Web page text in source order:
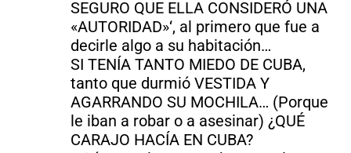
SEGURO QUE ELLA CONSIDERÓ UNA
«AUTORIDAD»‘, al primero que fue a
decirle algo a su habitación…
SI TENÍA TANTO MIEDO DE CUBA,
tanto que durmió VESTIDA Y
AGARRANDO SU MOCHILA… (Porque
le iban a robar o a asesinar) ¿QUÉ
CARAJO HACÍA EN CUBA?